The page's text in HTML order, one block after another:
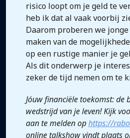
risico loopt om je geld te
heb ik dat al vaak voorbij
Daarom proberen we
maken van de
op een rustige manier je
Als dit onderwerp je
zeker de tijd nemen om te
Jóuw financiële toekomst: de
wedstrijd van je leven! Kijk
aan te melden ophttps://
online talkshow vindt plaats